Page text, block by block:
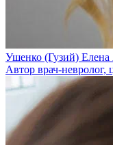
Ушенко (Гузий) Елена
Автор врач-невролог,